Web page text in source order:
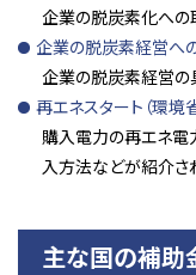
企業の脱炭素化への
企業の脱炭素経営へ
企業の脱炭素経営の
再エネスタート（環境省
購入電力の再エネ電
入方法などが紹介さ
主な国の補助